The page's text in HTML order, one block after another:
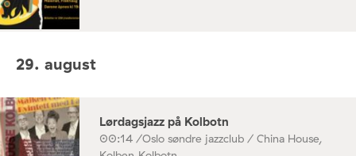
29. august
Lørdagsjazz på Kolbotn
00:14 /Oslo søndre jazzclub / China House,